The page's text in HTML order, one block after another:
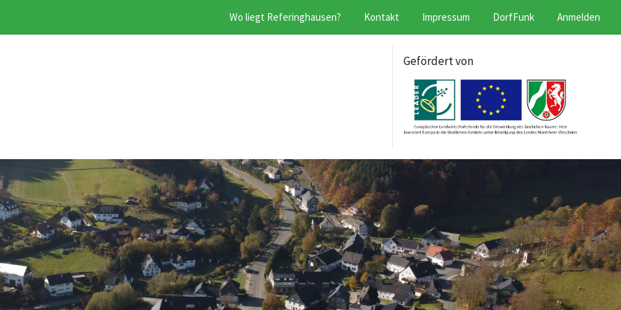
Wo liegt Referinghausen? Kontakt Impressum DorfFunk Anmelden
Gefördert von